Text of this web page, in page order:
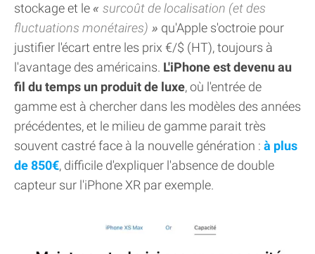
stockage et le
surcoût de localisation (et des
fluctuations monétaires)
qu'Apple s'octroie pour
justifier l'écart entre les prix €/$ (HT), toujours à
l'avantage des américains. L'iPhone est devenu au
fil du temps un produit de luxe, où l'entrée de
gamme est à chercher dans les modèles des années
précédentes, et le milieu de gamme parait très
souvent castré face à la nouvelle génération : à plus
de 850€, difficile d'expliquer l'absence de double
capteur sur l'iPhone XR par exemple.